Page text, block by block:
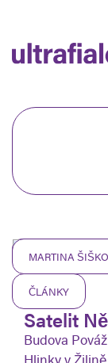
MARTINA
ČLÁNKY
10.10.2024
Satelit
Budova
Hlinky v